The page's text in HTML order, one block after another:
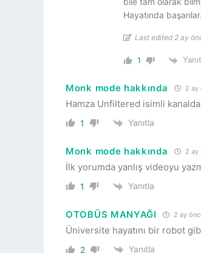
Hayatında başarılar.
Last edited 2 ay
1
Monk mode hakkında 2 ay
Hamza Unfiltered isimli
1 Yanıtla
Monk mode hakkında 2 ay
İlk yorumda yanlış videoyu
1 Yanıtla
OTOBÜS MANYAĞI 2 ay
Üniversite hayatını bir robot
2 Yanıtla